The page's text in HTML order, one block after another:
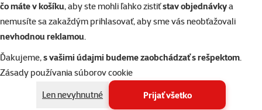
čo máte v košíku, aby ste mohli ľahko zistiťstav objednávkya
nemusíte sa zakaždým prihlasovať, aby sme vás neobťažovali
nevhodnou reklamou.
Ďakujeme,s vašimi údajmi budeme zaobchádzať s rešpektom.
Zásady používania súborov cookie
Len nevyhnutné
Prijať všetko
Napíšte nám
eshop@superzoo.sk
02/20570200
Po–Pi 7:00 – 18:00
Online chat
alebo
WhatsApp
82 predajní
Menu v pätičke
Pre zákazníkov